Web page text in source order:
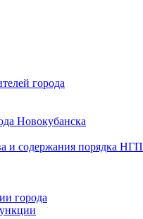
города
Новокубанска
и содержания порядка НГП
города